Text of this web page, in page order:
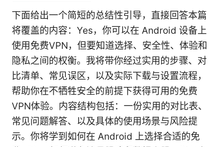
下面给出一个简短的总结性引导，直接回答本篇
将覆盖的内容：Yes，你可以在 Android 设备上
使用免费VPN，但要知道选择、安全性、体验和
隐私之间的权衡。我将带你经过实用的步骤、对
比清单、常见误区，以及实际下载与设置流程，
帮助你在不牺牲安全的前提下获得可用的免费
VPN体验。内容结构包括：一份实用的对比表、
常见问题解答、以及具体的使用场景与风险提
示。你将学到如何在 Android 上选择合适的免